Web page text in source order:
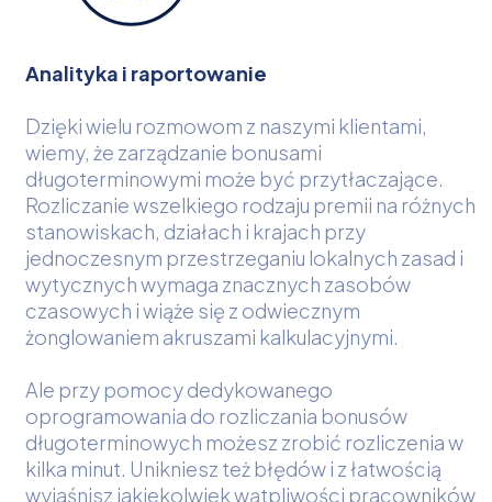
Analityka i raportowanie
Dzięki wielu rozmowom z naszymi klientami,
wiemy, że zarządzanie bonusami
długoterminowymi może być przytłaczające.
Rozliczanie wszelkiego rodzaju premii na różnych
stanowiskach, działach i krajach przy
jednoczesnym przestrzeganiu lokalnych zasad i
wytycznych wymaga znacznych zasobów
czasowych i wiąże się z odwiecznym
żonglowaniem akruszami kalkulacyjnymi.
Ale przy pomocy dedykowanego
oprogramowania do rozliczania bonusów
długoterminowych możesz zrobić rozliczenia w
kilka minut. Unikniesz też błędów i z łatwością
wyjaśnisz jakiekolwiek wątpliwości pracowników